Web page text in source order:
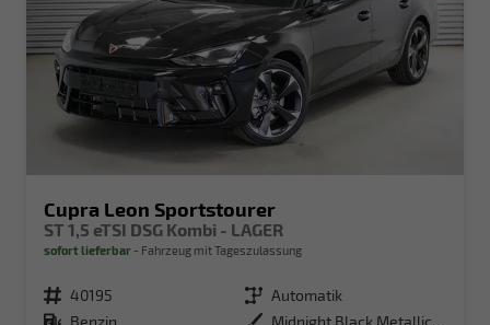
Cupra Leon Sportstourer
ST 1,5 eTSI DSG Kombi - LAGER
sofort lieferbar Fahrzeug mit Tageszulassung
Fahrzeugnr. 40195 Getriebe Automatik
Kraftstoff Benzin Außenfarbe
Midnight Black Metallic (0E)